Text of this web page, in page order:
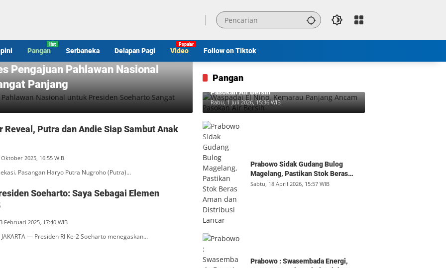
Pangan Serbaneka Delapan Pagi Video Follow on Tiktok
Pengajuan Pahlawan Nasional
Panjang
Reveal, Putra dan Andie Siap Sambut Anak
2025, 16:55 WIB
Pasangan Haryo Putra Nugroho (Putra)…
Soeharto: Saya Sebagai Elemen
Februari 2025, 17:40 WIB
JAKARTA — Presiden RI Ke-2 Soeharto menegaskan…
Pangan
Waspadai El Nino, Kemarau Panjang Ancam
Pasokan Air Bersih
Rabu, 1 Juli 2026, 15:36 WIB
Prabowo Sidak Gudang Bulog
Magelang, Pastikan Stok Beras
Aman dan Distribusi Lancar
Sabtu, 18 April 2026, 15:57 WIB
Prabowo : Swasembada Energi,